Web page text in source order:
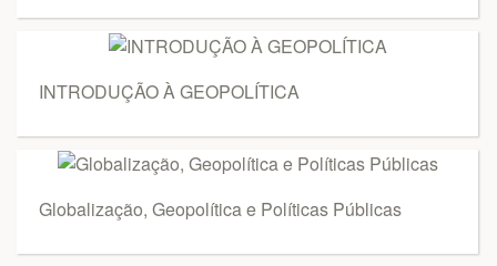
INTRODUÇÃO À GEOPOLÍTICA
Globalização, Geopolítica e Políticas Públicas